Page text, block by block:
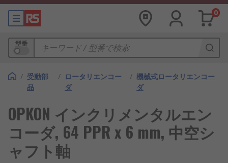
0
型番
/ 受動部
品
/ ロータリエンコー
ダ
/ 機械式ロータリエンコー
ダ
OPKON インクリメンタルエン
コーダ, 64 PPR x 6 mm, 中空シ
ャフト軸